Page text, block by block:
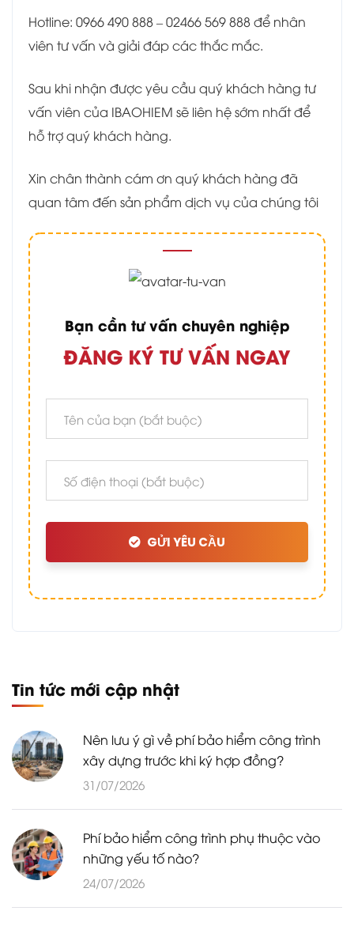
Hotline: 0966 490 888 – 02466 569 888 để nhân
viên tư vấn và giải đáp các thắc mắc.
Sau khi nhận được yêu cầu quý khách hàng tư
vấn viên của IBAOHIEM sẽ liên hệ sớm nhất để
hỗ trợ quý khách hàng.
Xin chân thành cám ơn quý khách hàng đã
quan tâm đến sản phẩm dịch vụ của chúng tôi
Bạn cần tư vấn chuyên nghiệp
ĐĂNG KÝ TƯ VẤN NGAY
GỬI YÊU CẦU
Tin tức mới cập nhật
Nên lưu ý gì về phí bảo hiểm công trình
xây dựng trước khi ký hợp đồng?
31/07/2026
Phí bảo hiểm công trình phụ thuộc vào
những yếu tố nào?
24/07/2026